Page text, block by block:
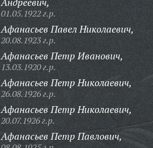
01.05.1922 г.р.
Афанасьев Павел Николаевич,
20.08.1923 г.р.
Афанасьев Петр Иванович,
13.03.1920 г.р.
Афанасьев Петр Николаевич,
26.08.1926 г.р.
Афанасьев Петр Николаевич,
20.07.1926 г.р.
Афанасьев Петр Павлович,